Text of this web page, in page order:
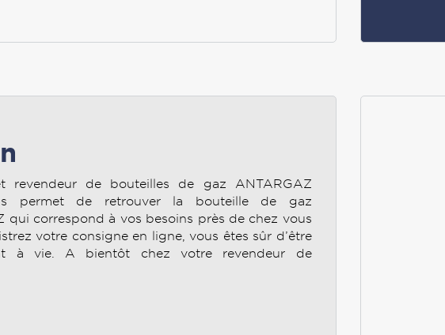
revendeur de bouteilles de gaz ANTARGAZ
permet de retrouver la bouteille de gaz
qui correspond à vos besoins près de chez vous
votre consigne en ligne, vous êtes sûr d’être
à vie. A bientôt chez votre revendeur de